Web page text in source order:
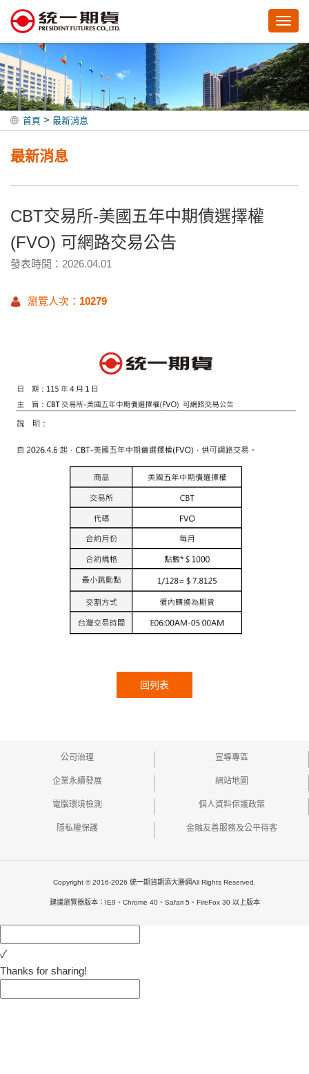
首頁 > 最新消息
最新消息
CBT交易所-美國五年中期債選擇權
(FVO) 可網路交易公告
發表時間：2026.04.01
瀏覽人次： 10279
回列表
公司治理 宣導專區
企業永續發展 網站地圖
電腦環境檢測 個人資料保護政策
隱私權保護 金融友善服務及公平待客
Copyright © 2016-2026 統一期貨期添大勝網All Rights Reserved.
建議瀏覽器版本：IE9、Chrome 40、Safari 5、FireFox 30 以上版本
✓
Thanks for sharing!